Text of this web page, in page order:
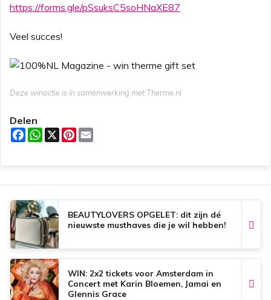
https://forms.gle/pSsuksC5soHNaXE87
Veel succes!
Deze winactie is in samenwerking met Therme.nl
Delen
F
a
k
W
h
p
X
P
s
t
BEAUTYLOVERS OPGELET: dit zijn dé
nieuwste musthaves die je wil hebben!
WIN: 2x2 tickets voor Amsterdam in
Concert met Karin Bloemen, Jamai en
Glennis Grace